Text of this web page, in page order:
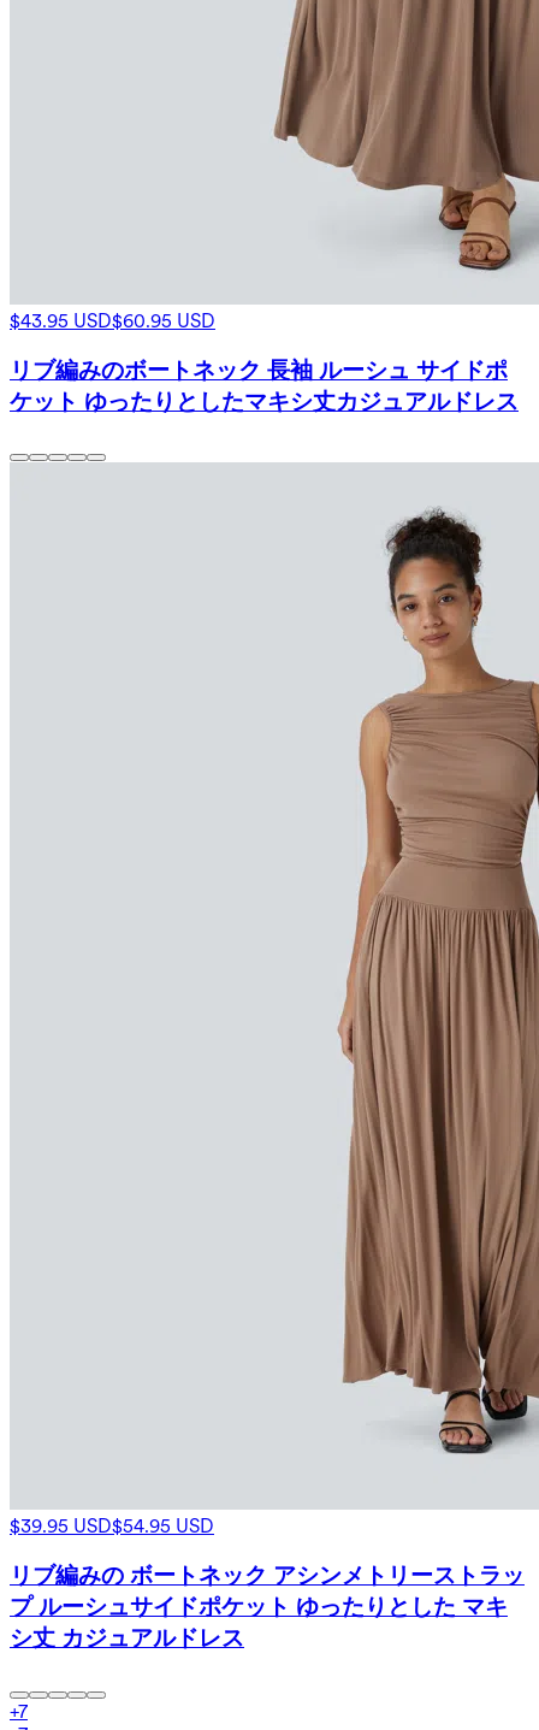
$43.95 USD$60.95 USD
リブ編みのボートネック 長袖 ルーシュ サイドポ
ケット ゆったりとしたマキシ丈カジュアルドレス
$39.95 USD$54.95 USD
リブ編みの ボートネック アシンメトリーストラッ
プ ルーシュサイドポケット ゆったりとした マキ
シ丈 カジュアルドレス
+7